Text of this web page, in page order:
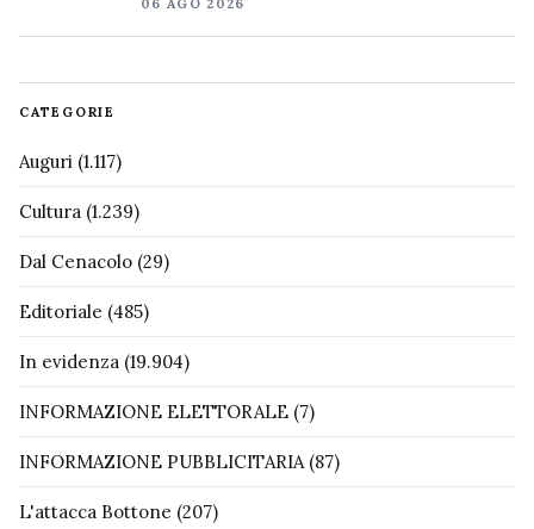
06 AGO 2026
CATEGORIE
Auguri (1.117)
Cultura (1.239)
Dal Cenacolo (29)
Editoriale (485)
In evidenza (19.904)
INFORMAZIONE ELETTORALE (7)
INFORMAZIONE PUBBLICITARIA(87)
L'attacca Bottone (207)